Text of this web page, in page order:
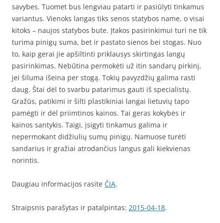
savybes. Tuomet bus lengviau patarti ir pasiūlyti tinkamus
variantus. Vienoks langas tiks senos statybos name, o visai
kitoks – naujos statybos bute. Įtakos pasirinkimui turi ne tik
turima pinigų suma, bet ir pastato sienos bei stogas. Nuo
to, kaip gerai jie apšiltinti priklausys skirtingas langų
pasirinkimas. Nebūtina permokėti už itin sandarų pirkinį,
jei šiluma išeina per stogą. Tokių pavyzdžių galima rasti
daug. Štai dėl to svarbu patarimus gauti iš specialistų.
Gražūs, patikimi ir šilti plastikiniai langai lietuvių tapo
pamėgti ir dėl priimtinos kainos. Tai geras kokybės ir
kainos santykis. Taigi, įsigyti tinkamus galima ir
nepermokant didžiulių sumų pinigų. Namuose turėti
sandarius ir gražiai atrodančius langus gali kiekvienas
norintis.
Daugiau informacijos rasite ČIA.
Straipsnis parašytas ir patalpintas: 2015-04-18.